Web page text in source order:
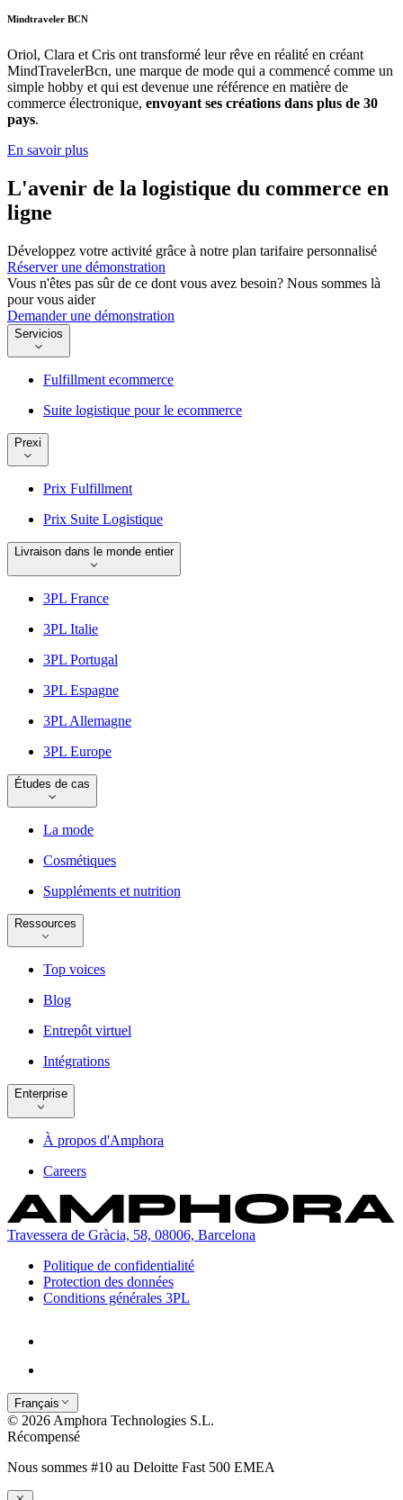
Mindtraveler BCN
Oriol, Clara et Cris ont transformé leur rêve en réalité en créant
MindTravelerBcn, une marque de mode qui a commencé comme un
simple hobby et qui est devenue une référence en matière de
commerce électronique, envoyant ses créations dans plus de 30
pays.
En savoir plus
L'avenir de la logistique du commerce en
ligne
Développez votre activité grâce à notre plan tarifaire personnalisé
Réserver une démonstration
Vous n'êtes pas sûr de ce dont vous avez besoin? Nous sommes là
pour vous aider
Demander une démonstration
Servicios
Fulfillment ecommerce
Suite logistique pour le ecommerce
Prexi
Prix Fulfillment
Prix Suite Logistique
Livraison dans le monde entier
3PL France
3PL Italie
3PL Portugal
3PL Espagne
3PL Allemagne
3PL Europe
Études de cas
La mode
Cosmétiques
Suppléments et nutrition
Ressources
Top voices
Blog
Entrepôt virtuel
Intégrations
Enterprise
À propos d'Amphora
Careers
Travessera de Gràcia, 58, 08006, Barcelona
Politique de confidentialité
Protection des données
Conditions générales 3PL
Français
© 2026 Amphora Technologies S.L.
Récompensé
Nous sommes #10 au Deloitte Fast 500 EMEA